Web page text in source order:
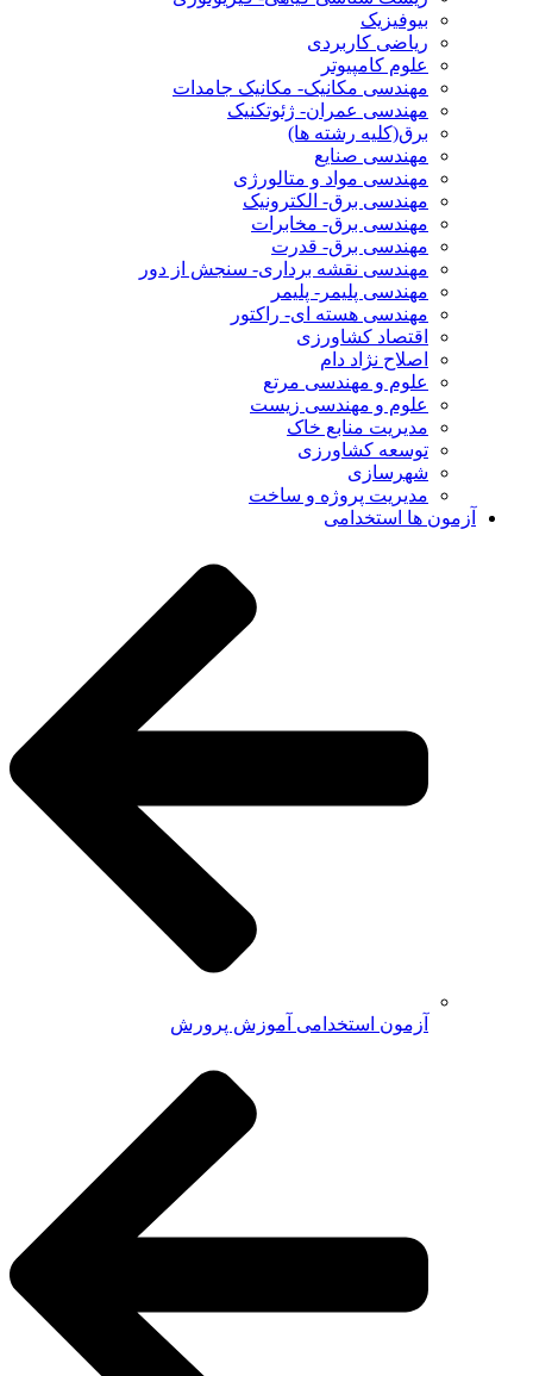
بیوفیزیک
ریاضی کاربردی
علوم کامپیوتر
مهندسی مکانیک- مکانیک جامدات
مهندسی عمران- ژئوتکنیک
برق(کلیه رشته ها)
مهندسی صنایع
مهندسی مواد و متالورژی
مهندسی برق- الکترونیک
مهندسی برق- مخابرات
مهندسی برق- قدرت
مهندسی نقشه برداری- سنجش از دور
مهندسی پلیمر- پلیمر
مهندسی هسته ای- راکتور
اقتصاد کشاورزی
اصلاح نژاد دام
علوم و مهندسی مرتع
علوم و مهندسی زیست
مدیریت منابع خاک
توسعه کشاورزی
شهرسازی
مدیریت پروژه و ساخت
آزمون ها استخدامی
آزمون استخدامی آموزش پرورش